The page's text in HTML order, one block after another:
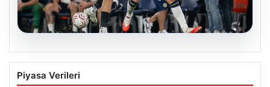
Fenerbahçe-Sturm Graz buluşması
ekran başındakileri artırdı: TV100
Piyasa Verileri